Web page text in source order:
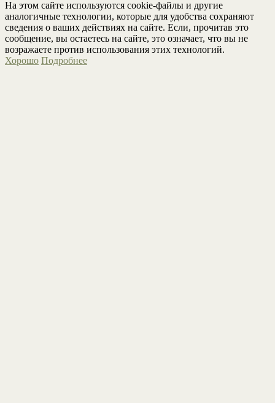
На этом сайте используются cookie-файлы и другие
аналогичные технологии, которые для удобства сохраняют
сведения о ваших действиях на сайте. Если, прочитав это
сообщение, вы остаетесь на сайте, это означает, что вы не
возражаете против использования этих технологий.
Хорошо Подробнее